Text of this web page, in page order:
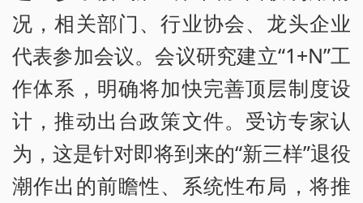
况，相关部门、行业协会、龙头企业
代表参加会议。会议研究建立“1+N”工
作体系，明确将加快完善顶层制度设
计，推动出台政策文件。受访专家认
为，这是针对即将到来的“新三样”退役
潮作出的前瞻性、系统性布局，将推